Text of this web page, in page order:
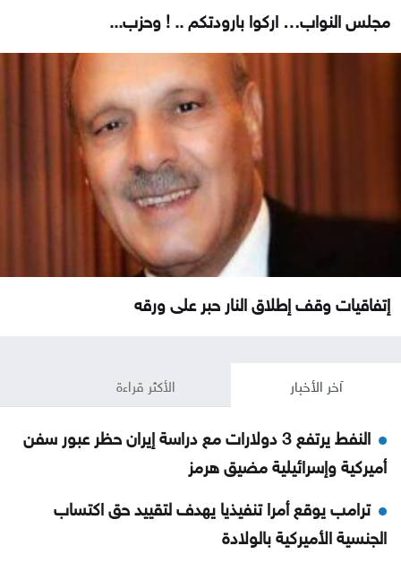
مجلس النواب… اركوا بارودتكم .. ! وحزب...
إتفاقيات وقف إطلاق النار حبر على ورقه
آخر الأخبار الأكثر قراءة
النفط يرتفع 3 دولارات مع دراسة إيران حظر عبور سفن
أميركية وإسرائيلية مضيق هرمز
ترامب يوقع أمرا تنفيذيا يهدف لتقييد حق اكتساب
الجنسية الأميركية بالولادة